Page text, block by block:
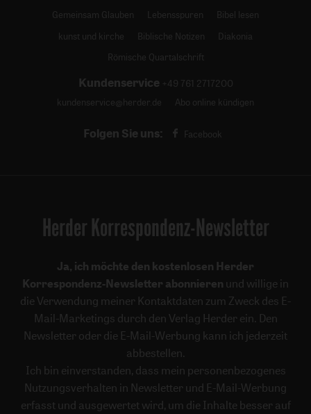
Gemeinsam Glauben
Lebensspuren
Bibel lesen
kunst und kirche
Biblische Notizen
Diakonia
Römische Quartalschrift
Kundenservice +49 761 2717200
kundenservice@herder.de
Abo online kündigen
Folgen Sie uns: Facebook
Herder Korrespondenz-Newsletter
Ja, ich möchte den kostenlosen Herder
Korrespondenz-Newsletter abonnieren und willige in
die Verwendung meiner Kontaktdaten zum Zweck des E-
Mail-Marketings durch den Verlag Herder ein. Den
Newsletter oder die E-Mail-Werbung kann ich jederzeit
abbestellen.
Ich bin einverstanden, dass mein personenbezogenes
Nutzungsverhalten in Newsletter und E-Mail-Werbung
erfasst und ausgewertet wird, um die Inhalte besser auf